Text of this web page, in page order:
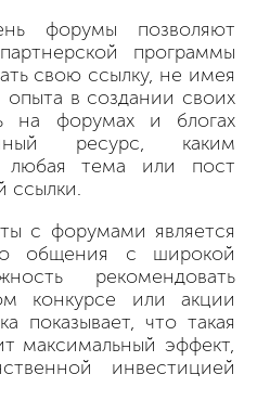
форумы позволяют
программы
свою ссылку, не имея
опыта в создании своих
на форумах и блогах
ресурс, каким
любая тема или пост
ссылки.
с форумами является
общения с широкой
рекомендовать
конкурсе или акции
показывает, что такая
максимальный эффект,
инвестицией